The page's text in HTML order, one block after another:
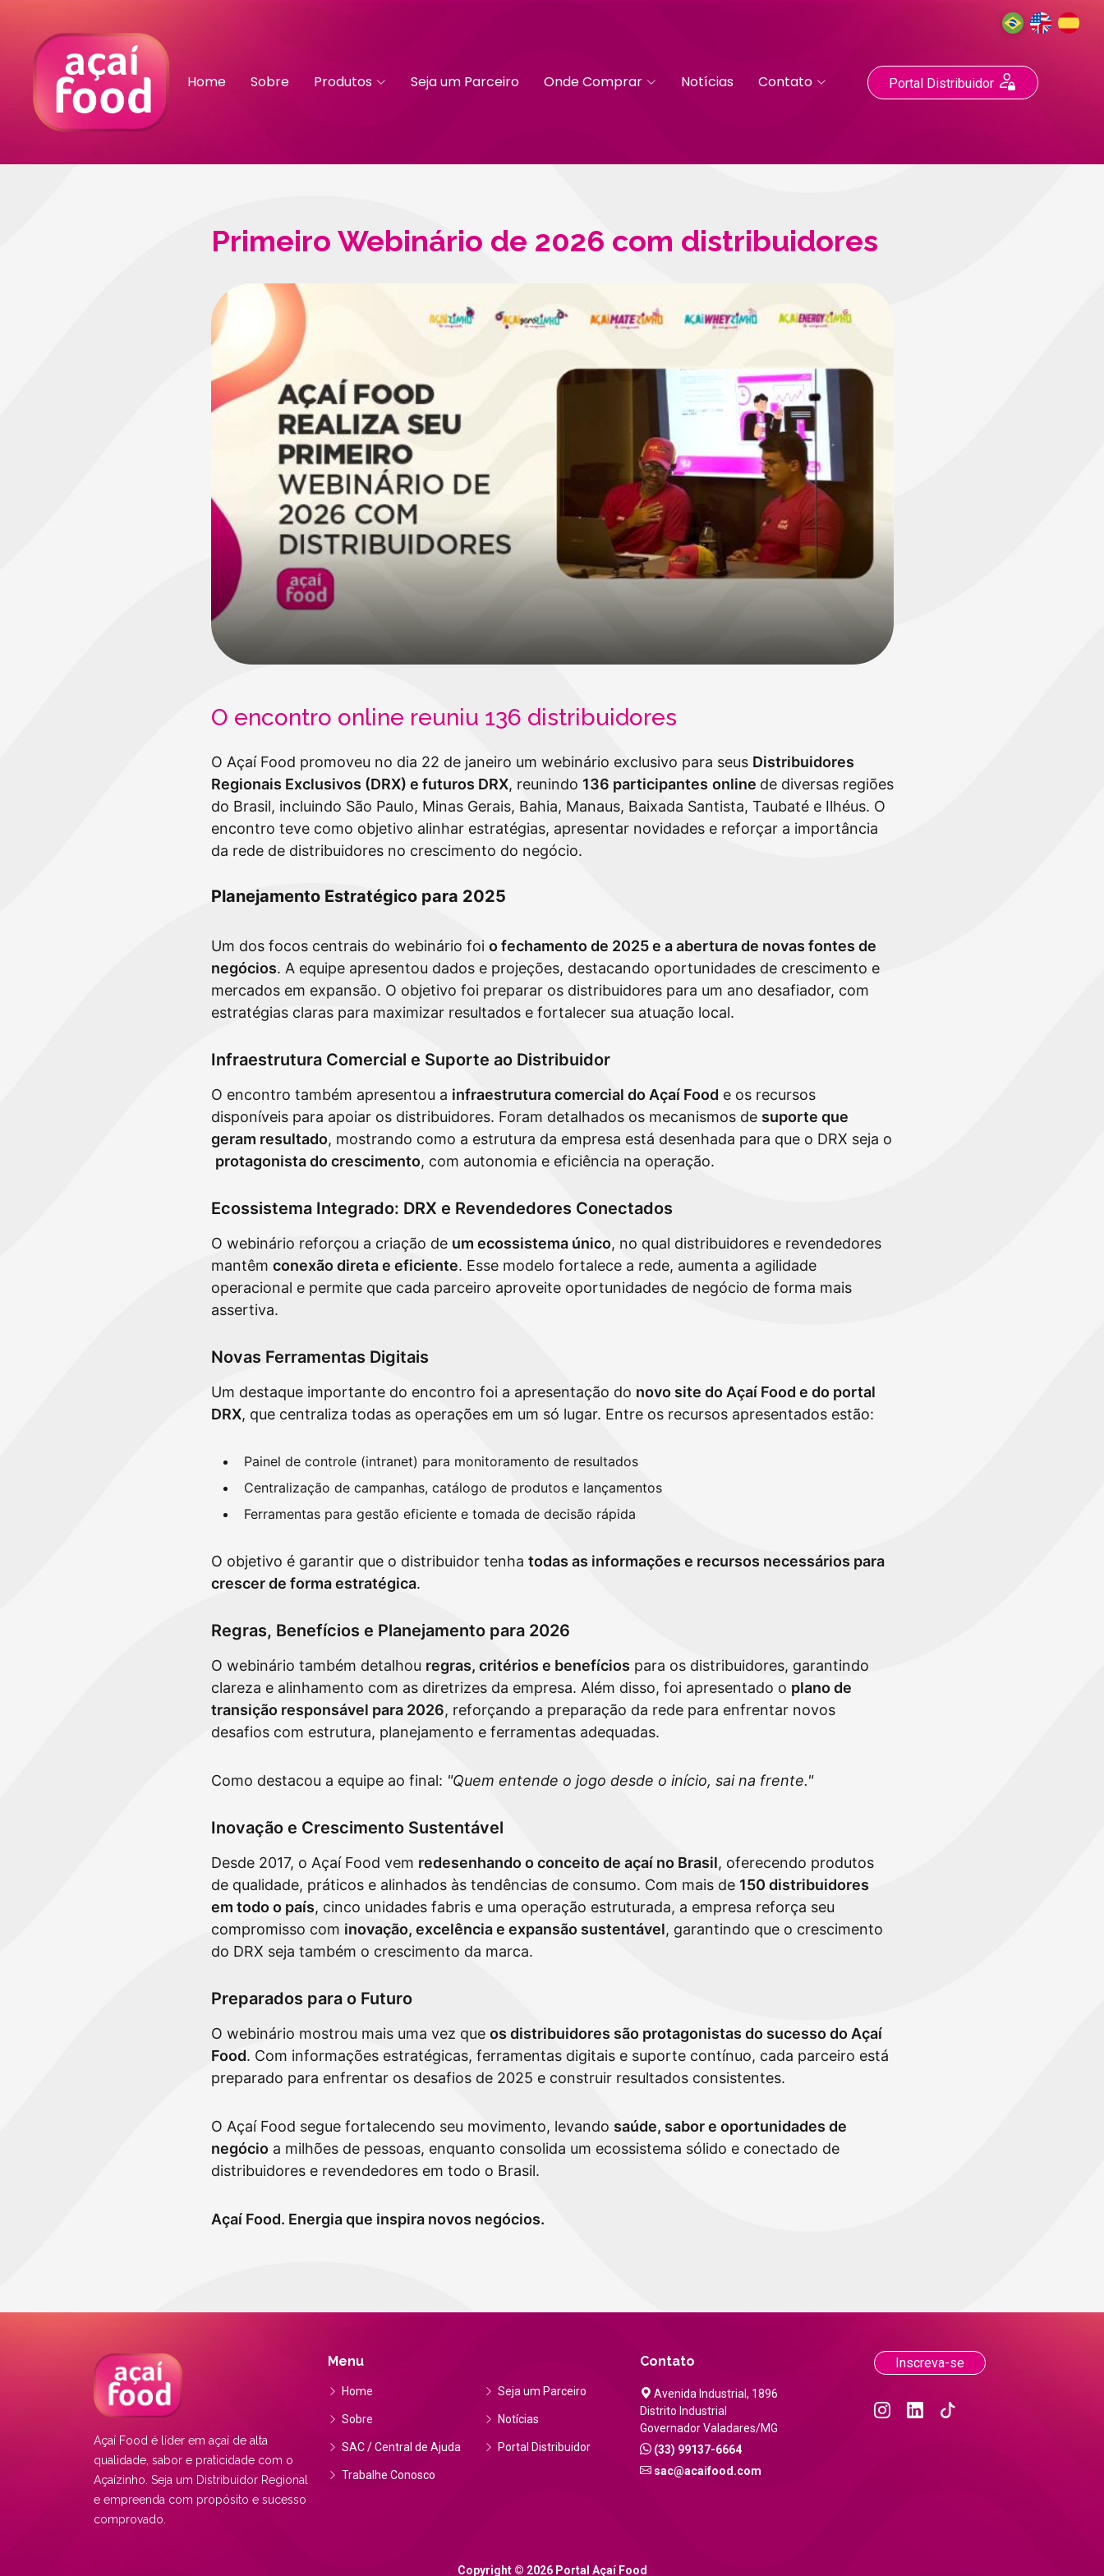
Home Sobre Produtos Seja um Parceiro Onde Comprar Notícias Contato Portal Distribuidor
Primeiro Webinário de 2026 com distribuidores
O encontro online reuniu 136 distribuidores
O Açaí Food promoveu no dia 22 de janeiro um webinário exclusivo para seus Distribuidores
Regionais Exclusivos (DRX) e futuros DRX, reunindo 136 participantes online de diversas regiões
do Brasil, incluindo São Paulo, Minas Gerais, Bahia, Manaus, Baixada Santista, Taubaté e Ilhéus. O
encontro teve como objetivo alinhar estratégias, apresentar novidades e reforçar a importância
da rede de distribuidores no crescimento do negócio.
Planejamento Estratégico para 2025
Um dos focos centrais do webinário foi o fechamento de 2025 e a abertura de novas fontes de
negócios. A equipe apresentou dados e projeções, destacando oportunidades de crescimento e
mercados em expansão. O objetivo foi preparar os distribuidores para um ano desafiador, com
estratégias claras para maximizar resultados e fortalecer sua atuação local.
Infraestrutura Comercial e Suporte ao Distribuidor
O encontro também apresentou a infraestrutura comercial do Açaí Food e os recursos
disponíveis para apoiar os distribuidores. Foram detalhados os mecanismos de suporte que
geram resultado, mostrando como a estrutura da empresa está desenhada para que o DRX seja o
protagonista do crescimento, com autonomia e eficiência na operação.
Ecossistema Integrado: DRX e Revendedores Conectados
O webinário reforçou a criação de um ecossistema único, no qual distribuidores e revendedores
mantêm conexão direta e eficiente. Esse modelo fortalece a rede, aumenta a agilidade
operacional e permite que cada parceiro aproveite oportunidades de negócio de forma mais
assertiva.
Novas Ferramentas Digitais
Um destaque importante do encontro foi a apresentação do novo site do Açaí Food e do portal
DRX, que centraliza todas as operações em um só lugar. Entre os recursos apresentados estão:
Painel de controle (intranet) para monitoramento de resultados
Centralização de campanhas, catálogo de produtos e lançamentos
Ferramentas para gestão eficiente e tomada de decisão rápida
O objetivo é garantir que o distribuidor tenha todas as informações e recursos necessários para
crescer de forma estratégica.
Regras, Benefícios e Planejamento para 2026
O webinário também detalhou regras, critérios e benefícios para os distribuidores, garantindo
clareza e alinhamento com as diretrizes da empresa. Além disso, foi apresentado o plano de
transição responsável para 2026, reforçando a preparação da rede para enfrentar novos
desafios com estrutura, planejamento e ferramentas adequadas.
Como destacou a equipe ao final: "Quem entende o jogo desde o início, sai na frente."
Inovação e Crescimento Sustentável
Desde 2017, o Açaí Food vem redesenhando o conceito de açaí no Brasil, oferecendo produtos
de qualidade, práticos e alinhados às tendências de consumo. Com mais de 150 distribuidores
em todo o país, cinco unidades fabris e uma operação estruturada, a empresa reforça seu
compromisso com inovação, excelência e expansão sustentável, garantindo que o crescimento
do DRX seja também o crescimento da marca.
Preparados para o Futuro
O webinário mostrou mais uma vez que os distribuidores são protagonistas do sucesso do Açaí
Food. Com informações estratégicas, ferramentas digitais e suporte contínuo, cada parceiro está
preparado para enfrentar os desafios de 2025 e construir resultados consistentes.
O Açaí Food segue fortalecendo seu movimento, levando saúde, sabor e oportunidades de
negócio a milhões de pessoas, enquanto consolida um ecossistema sólido e conectado de
distribuidores e revendedores em todo o Brasil.
Açaí Food. Energia que inspira novos negócios.
Açaí Food é líder em açaí de alta
qualidade, sabor e praticidade com o
Açaízinho. Seja um Distribuidor Regional
e empreenda com propósito e sucesso
comprovado.
Menu
Home
Sobre
SAC / Central de Ajuda
Trabalhe Conosco
Seja um Parceiro
Notícias
Portal Distribuidor
Contato
Avenida Industrial, 1896
Distrito Industrial
Governador Valadares/MG
(33) 99137-6664
sac@acaifood.com
Inscreva-se
Copyright © 2026 Portal Açaí Food